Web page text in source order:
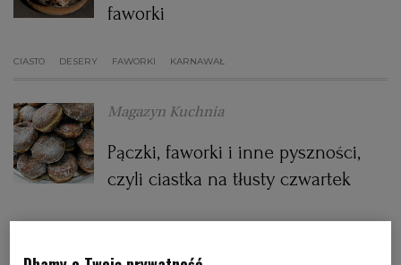
CIASTA
NAPOJE
SAŁATKI
WIELKANOC
WALENTYNKI
DOMOWE PRZYJĘCIE
GRILL
KUCHNIA AFRYKAŃSKA
KUCHNIA JAPOŃSKA
KUCHNIA CHIŃSKA
KUCHNIA TAJSKA
SZKOŁA GOTOWANIA
PORADY
ZAKUPY
SPRZĘT KUCHENNY
ZDROWA DIETA
DIETA
FIT PRZEPISY
WEGE
DO POCZYTANIA
PODRÓŻE KULINARNE
HISTORIE KULINARNE
NASZE SERWISY
SERWISY LOKALNE
faworki
CIASTO DESERY FAWORKI KARNAWAŁ
Magazyn Kuchnia
Pączki, faworki i inne pyszności,
czyli ciastka na tłusty czwartek